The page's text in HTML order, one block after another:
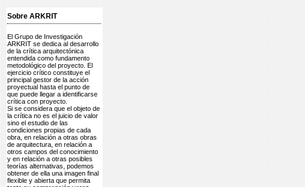
Sobre ARKRIT
El Grupo de Investigación
ARKRIT se dedica al desarrollo
de la crítica arquitectónica
entendida como fundamento
metodológico del proyecto. El
ejercicio crítico constituye el
principal gestor de la acción
proyectual hasta el punto de
que puede llegar a identificarse
crítica con proyecto.
Si se considera que el objeto de
la crítica no es el juicio de valor
sino el estudio de las
condiciones propias de cada
obra, en relación a otras obras
de arquitectura, en relación a
otros campos del conocimiento
y en relación a otras posibles
teorías alternativas, podemos
obtener de ella una imagen final
flexible y abierta que permita